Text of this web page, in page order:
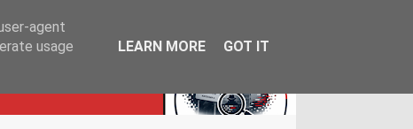
agent
usage
LEARN MORE GOT IT